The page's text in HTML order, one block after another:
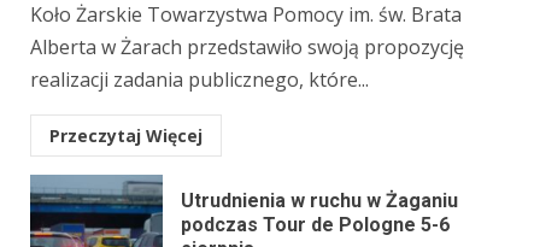
Koło Żarskie Towarzystwa Pomocy im. św. Brata
Alberta w Żarach przedstawiło swoją propozycję
realizacji zadania publicznego, które...
Przeczytaj Więcej
Utrudnienia w ruchu w Żaganiu
podczas Tour de Pologne 5-6